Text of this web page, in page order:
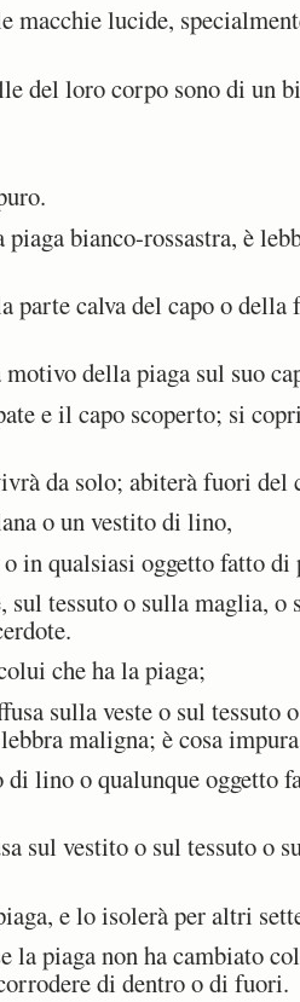
macchie lucide,
del loro corpo sono di un
bianco-rossastra, è
parte calva del capo o della
della piaga sul suo
e il capo scoperto; si
da solo; abiterà fuori del
o un vestito di lino,
in qualsiasi oggetto fatto di
sul tessuto o sulla maglia, o
che ha la piaga;
sulla veste o sul tessuto
maligna; è cosa
lino o qualunque oggetto
sul vestito o sul tessuto o
e lo isolerà per altri
la piaga non ha cambiato
di dentro o di fuori.